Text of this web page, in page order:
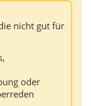
nicht gut für
oder